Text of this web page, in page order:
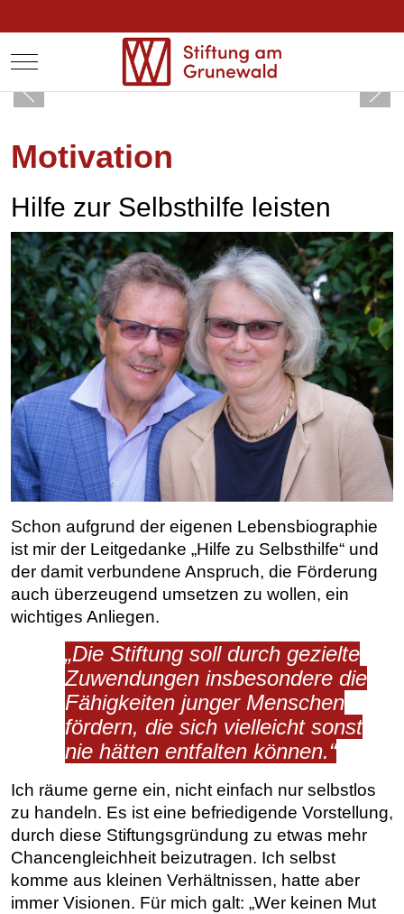
Mobile Menu Toggle
Motivation
Hilfe zur Selbsthilfe leisten
Schon aufgrund der eigenen Lebensbiographie
ist mir der Leitgedanke „Hilfe zu Selbsthilfe“ und
der damit verbundene Anspruch, die Förderung
auch überzeugend umsetzen zu wollen, ein
wichtiges Anliegen.
„Die Stiftung soll durch gezielte
Zuwendungen insbesondere die
Fähigkeiten junger Menschen
fördern, die sich vielleicht sonst
nie hätten entfalten können.“
Ich räume gerne ein, nicht einfach nur selbstlos
zu handeln. Es ist eine befriedigende Vorstellung,
durch diese Stiftungsgründung zu etwas mehr
Chancengleichheit beizutragen. Ich selbst
komme aus kleinen Verhältnissen, hatte aber
immer Visionen. Für mich galt: „Wer keinen Mut